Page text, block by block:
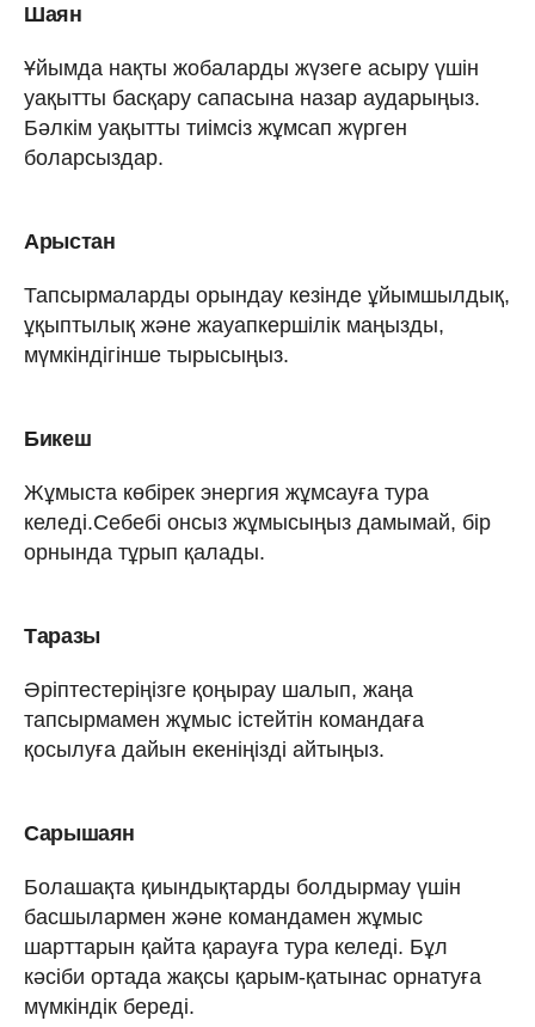
Шаян
Ұйымда нақты жобаларды жүзеге асыру үшін
уақытты басқару сапасына назар аударыңыз.
Бәлкім уақытты тиімсіз жұмсап жүрген
боларсыздар.
Арыстан
Тапсырмаларды орындау кезінде ұйымшылдық,
ұқыптылық және жауапкершілік маңызды,
мүмкіндігінше тырысыңыз.
Бикеш
Жұмыста көбірек энергия жұмсауға тура
келеді.Себебі онсыз жұмысыңыз дамымай, бір
орнында тұрып қалады.
Таразы
Әріптестеріңізге қоңырау шалып, жаңа
тапсырмамен жұмыс істейтін командаға
қосылуға дайын екеніңізді айтыңыз.
Сарышаян
Болашақта қиындықтарды болдырмау үшін
басшылармен және командамен жұмыс
шарттарын қайта қарауға тура келеді. Бұл
кәсіби ортада жақсы қарым-қатынас орнатуға
мүмкіндік береді.